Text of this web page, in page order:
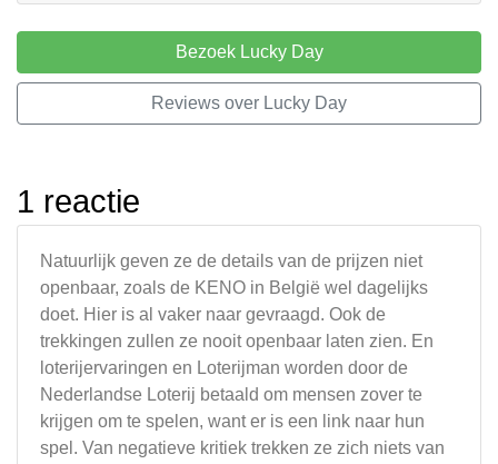
Bezoek Lucky Day
Reviews over Lucky Day
1 reactie
Natuurlijk geven ze de details van de prijzen niet
openbaar, zoals de KENO in België wel dagelijks
doet. Hier is al vaker naar gevraagd. Ook de
trekkingen zullen ze nooit openbaar laten zien. En
loterijervaringen en Loterijman worden door de
Nederlandse Loterij betaald om mensen zover te
krijgen om te spelen, want er is een link naar hun
spel. Van negatieve kritiek trekken ze zich niets van